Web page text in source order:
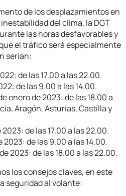
de los desplazamientos en
del clima, la DGT
las horas desfavorables y
el tráfico será especialmente
serían:
de las 17.00 a las 22.00.
de las 9.00 a las 14.00.
enero de 2023: de las 18.00 a
Aragón, Asturias, Castilla y
de las 17.00 a las 22.00.
2023: de las 9.00 a las 14.00.
2023: de las 18.00 a las 22.00.
los consejos claves, en este
seguridad al volante: